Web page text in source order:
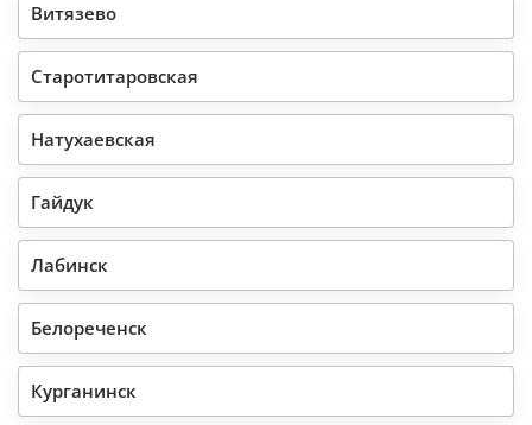
Витязево
Старотитаровская
Натухаевская
Гайдук
Лабинск
Белореченск
Курганинск